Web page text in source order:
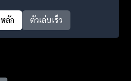
ลัก ตัวเล่นเร็ว